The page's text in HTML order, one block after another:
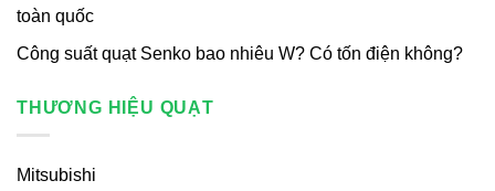
toàn quốc
Công suất quạt Senko bao nhiêu W? Có tốn điện không?
THƯƠNG HIỆU QUẠT
Mitsubishi